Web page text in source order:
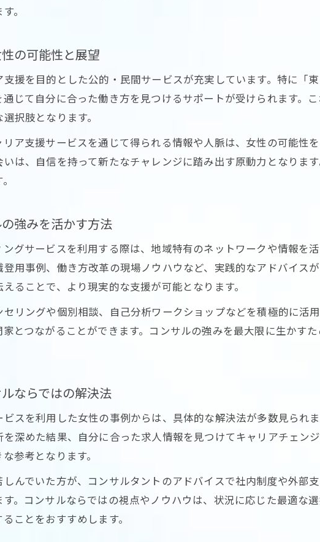
コンサル助言が導く自分らしさの見つ
先輩コンサルが教える働き方の選択肢
悩み相談から始まるキャリアアップの第
相談しやすい東京都コンサルの特徴を
女性コンサルタントが寄り添う支援体制
オンライン相談で叶う東京都のキャリア
キャリア支援を受けた女性の成長ストーリー
働く女性のリアルなキャリアアップ事
コンサル支援で変わる女性の働き方の
。
の可能性と展望
援を目的とした公的・民間サービスが充実しています。特に「
じて自分に合った働き方を見つけるサポートが受けられます。
択肢となります。
ア支援サービスを通じて得られる情報や人脈は、女性の可能性
は、自信を持って新たなチャレンジに踏み出す原動力となりま
強みを活かす方法
グサービスを利用する際は、地域特有のネットワークや情報を
用事例、働き方改革の現場ノウハウなど、実践的なアドバイス
ることで、より現実的な支援が可能となります。
リングや個別相談、自己分析ワークショップなどを積極的に活
とつながることができます。コンサルの強みを最大限に生かす
ならではの解決法
スを利用した女性の事例からは、具体的な解決法が多数見られ
深めた結果、自分に合った求人情報を見つけてキャリアチェン
参考となります。
んでいた方が、コンサルタントのアドバイスで社内制度や外部
。コンサルならではの視点やノウハウは、状況に応じた最適な
ことをおすすめします。